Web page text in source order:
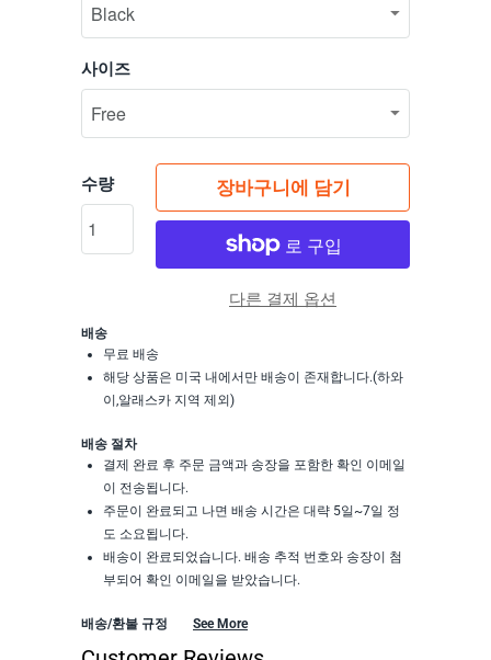
사이즈
수량 장바구니에 담기
다른 결제 옵션
배송
무료 배송
해당 상품은 미국 내에서만 배송이 존재합니다.(하와
이,알래스카 지역 제외)
배송 절차
결제 완료 후 주문 금액과 송장을 포함한 확인 이메일
이 전송됩니다.
주문이 완료되고 나면 배송 시간은 대략 5일~7일 정
도 소요됩니다.
배송이 완료되었습니다. 배송 추적 번호와 송장이 첨
부되어 확인 이메일을 받았습니다.
배송/환불 규정 See More